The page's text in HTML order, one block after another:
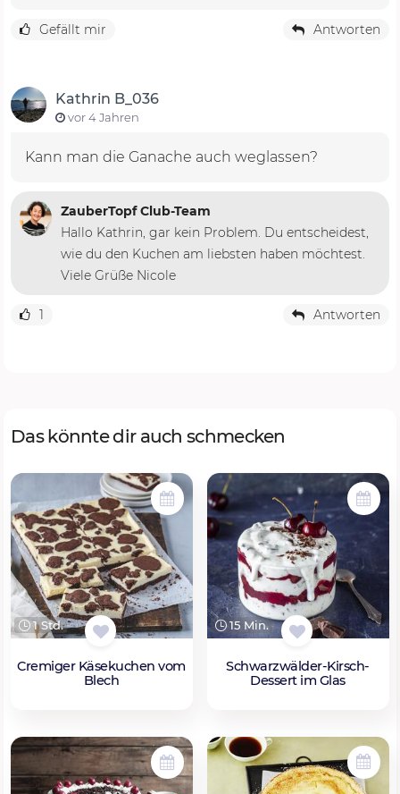
Gefällt mir Antworten
Kathrin B_036
vor 4 Jahren
Kann man die Ganache auch weglassen?
ZauberTopf Club-Team
Hallo Kathrin, gar kein Problem. Du entscheidest,
wie du den Kuchen am liebsten haben möchtest.
Viele Grüße Nicole
1 Antworten
Das könnte dir auch schmecken
1 Std.
Cremiger Käsekuchen vom
Blech
15 Min.
Schwarzwälder-Kirsch-
Dessert im Glas